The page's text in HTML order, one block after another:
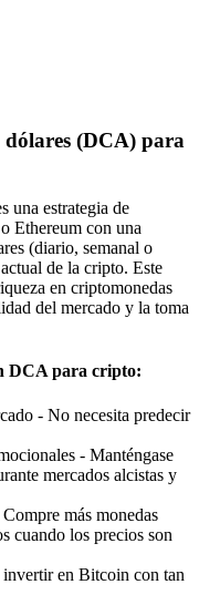
dólares (DCA) para
una estrategia de
Ethereum con una
(diario, semanal o
de la cripto. Este
en criptomonedas
del mercado y la toma
DCA para cripto:
- No necesita predecir
- Manténgase
mercados alcistas y
más monedas
cuando los precios son
en Bitcoin con tan